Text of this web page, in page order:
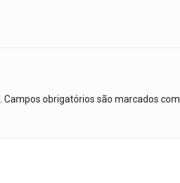
Campos obrigatórios são marcados com